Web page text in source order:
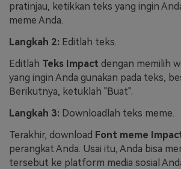
pratinjau, ketikkan teks yang ingin
meme Anda.
Langkah 2: Editlah teks.
Editlah Teks Impact dengan memilih
yang ingin Anda gunakan pada teks,
Berikutnya, ketuklah "Buat".
Langkah 3: Downloadlah teks meme.
Terakhir, download Font meme
perangkat Anda. Usai itu, Anda bisa
tersebut ke platform media sosial